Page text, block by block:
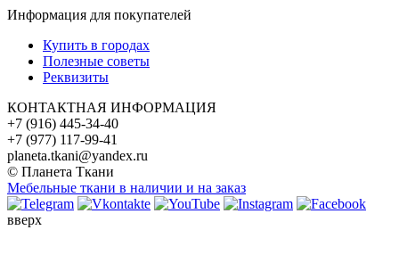
Информация для покупателей
Купить в городах
Полезные советы
Реквизиты
КОНТАКТНАЯ ИНФОРМАЦИЯ
+7 (916) 445-34-40
+7 (977) 117-99-41
planeta.tkani@yandex.ru
© Планета Ткани
Мебельные ткани в наличии и на заказ
вверх